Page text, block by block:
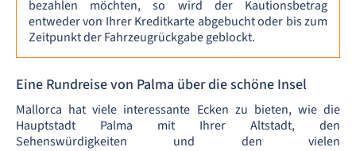
bezahlen möchten, so wird der Kautionsbetrag
entweder von Ihrer Kreditkarte abgebucht oder bis zum
Zeitpunkt der Fahrzeugrückgabe geblockt.
Eine Rundreise von Palma über die schöne Insel
Mallorca hat viele interessante Ecken zu bieten, wie die
Hauptstadt Palma mit Ihrer Altstadt, den
Sehenswürdigkeiten und den vielen